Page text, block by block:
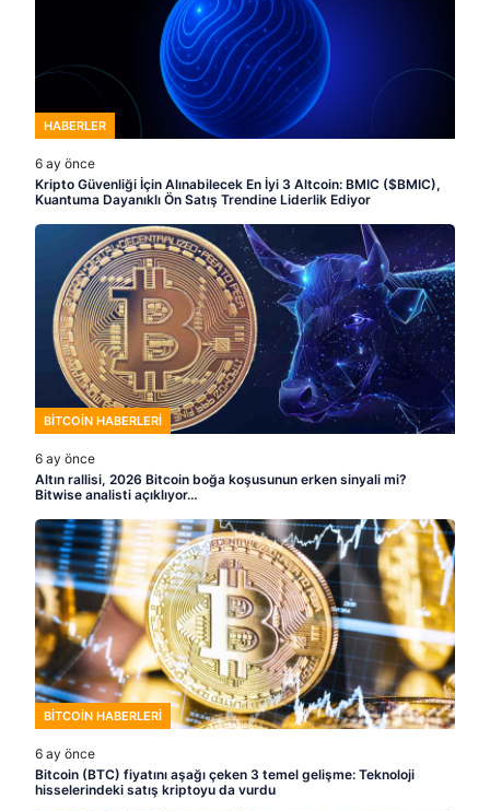
HABERLER
6 ay önce
Kripto Güvenliği İçin Alınabilecek En İyi 3 Altcoin: BMIC ($BMIC),
Kuantuma Dayanıklı Ön Satış Trendine Liderlik Ediyor
BITCOIN HABERLERI
6 ay önce
Altın rallisi, 2026 Bitcoin boğa koşusunun erken sinyali mi?
Bitwise analisti açıklıyor…
BITCOIN HABERLERI
6 ay önce
Bitcoin (BTC) fiyatını aşağı çeken 3 temel gelişme: Teknoloji
hisselerindeki satış kriptoyu da vurdu